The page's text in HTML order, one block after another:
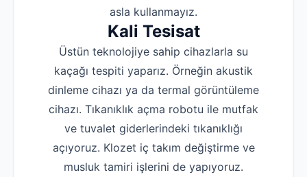
asla kullanmayız.
Kali Tesisat
Üstün teknolojiye sahip cihazlarla su
kaçağı tespiti yaparız. Örneğin akustik
dinleme cihazı ya da termal görüntüleme
cihazı. Tıkanıklık açma robotu ile mutfak
ve tuvalet giderlerindeki tıkanıklığı
açıyoruz. Klozet iç takım değiştirme ve
musluk tamiri işlerini de yapıyoruz.